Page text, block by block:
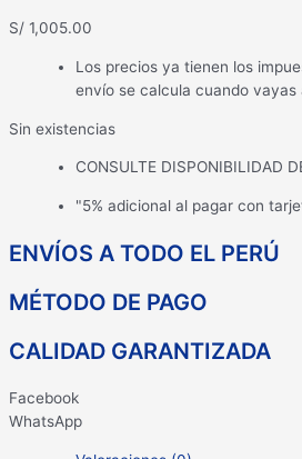
S/ 1,005.00
Los precios ya tienen los
envío se calcula cuando vayas
Sin existencias
CONSULTE DISPONIBILIDAD
"5% adicional al pagar con
ENVÍOS A TODO EL PERÚ
MÉTODO DE PAGO
CALIDAD GARANTIZADA
Facebook
WhatsApp